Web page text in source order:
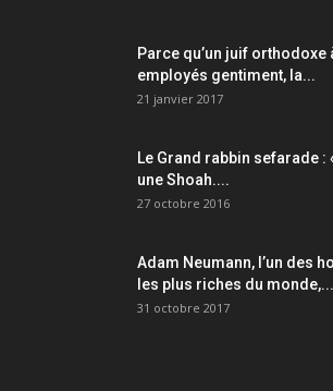
Parce qu’un juif orthodoxe
employés gentiment, la...
21 janvier 2017
Le Grand rabbin sefarade :
une Shoah....
27 octobre 2016
Adam Neumann, l’un des
les plus riches du monde,...
31 octobre 2017